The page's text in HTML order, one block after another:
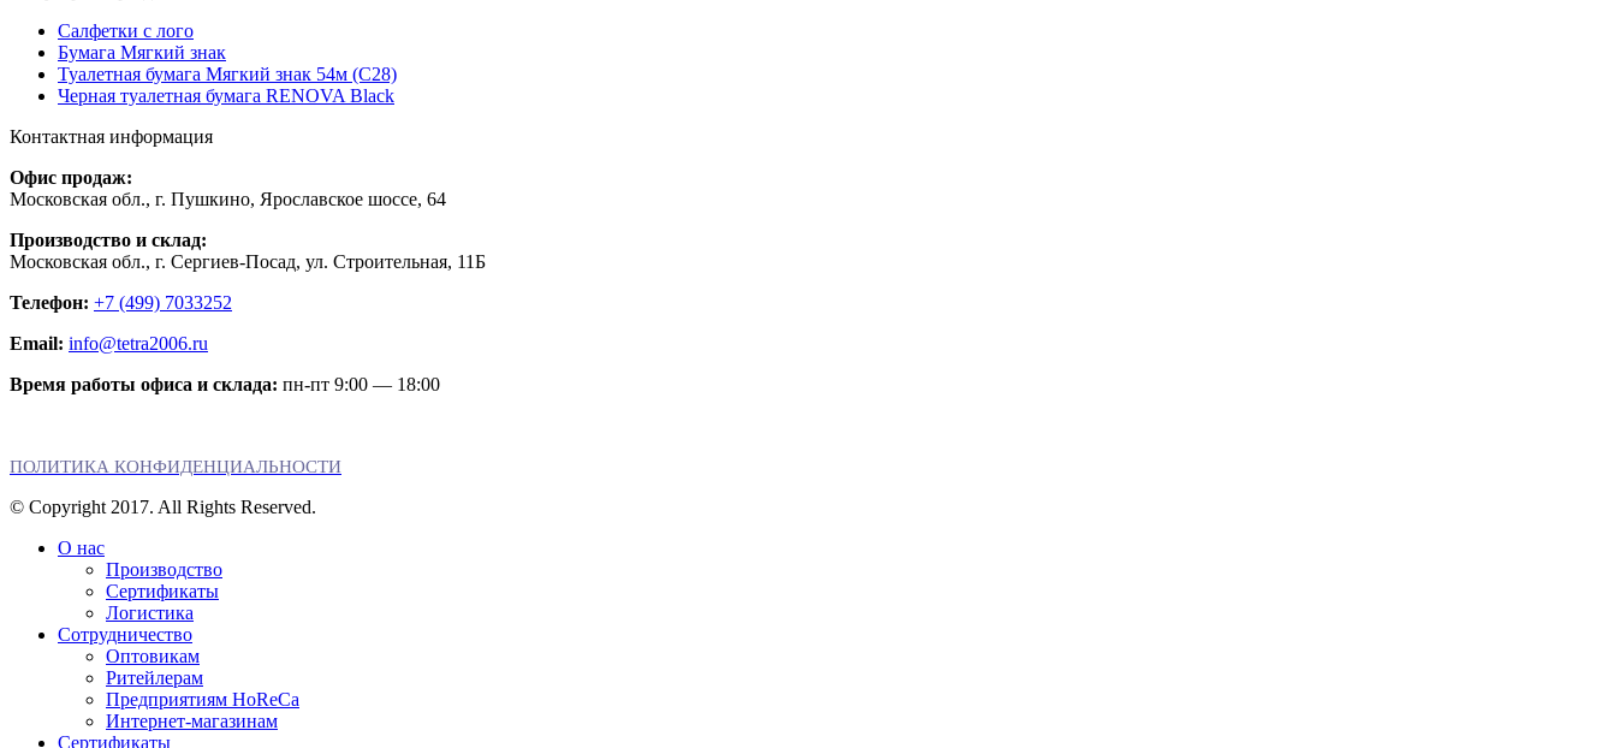
Салфетки с лого
Бумага Мягкий знак
Туалетная бумага Мягкий знак 54м (С28)
Черная туалетная бумага RENOVA Black
Контактная информация
Офис продаж:
Московская обл., г. Пушкино, Ярославское шоссе, 64
Производство и склад:
Московская обл., г. Сергиев-Посад, ул. Строительная, 11Б
Телефон: +7 (499) 7033252
Email: info@tetra2006.ru
Время работы офиса и склада: пн-пт 9:00 — 18:00
ПОЛИТИКА КОНФИДЕНЦИАЛЬНОСТИ
© Copyright 2017. All Rights Reserved.
О нас
Производство
Сертификаты
Логистика
Сотрудничество
Оптовикам
Ритейлерам
Предприятиям HoReCa
Интернет-магазинам
Сертификаты